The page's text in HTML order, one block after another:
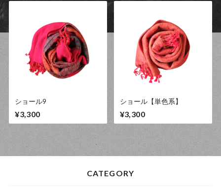
ショール9
¥3,300
ショール【単色系】
¥3,300
CATEGORY